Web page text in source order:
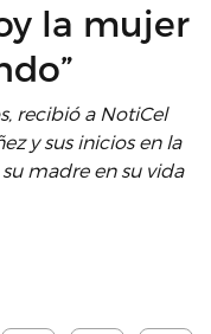
la mujer
recibió a NotiCel
y sus inicios en la
madre en su vida